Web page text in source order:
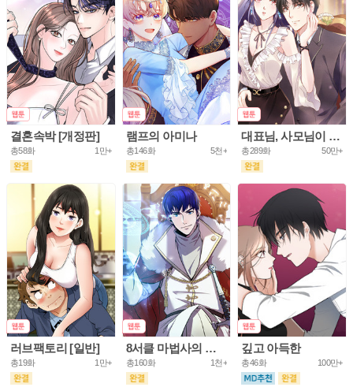
결혼속박 [개정판]
총58화 1만+
램프의 아미나
총146화 5천+
대표님, 사모님이 도망가요
총289화 50만+
러브팩토리 [일반]
총19화 1만+
8서클 마법사의 환생
총160화 1천+
깊고 아득한
총46화 100만+